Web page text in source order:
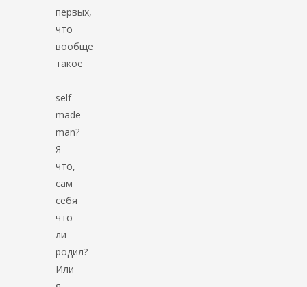
первых,
что
вообще
такое
—
self-
made
man?
Я
что,
сам
себя
что
ли
родил?
Или